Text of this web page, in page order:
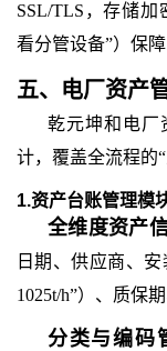
SSL/TLS，存储
看分管设备”）保障
五、 电厂资产
乾元坤和电厂
计，覆盖全流程的
1.资产台账管理模
全维度资产
日期、供应商、
1025t/h”）、质保
分类与编码